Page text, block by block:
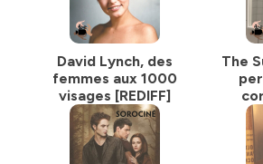
David Lynch, des
femmes aux 1000
visages [REDIFF]
The